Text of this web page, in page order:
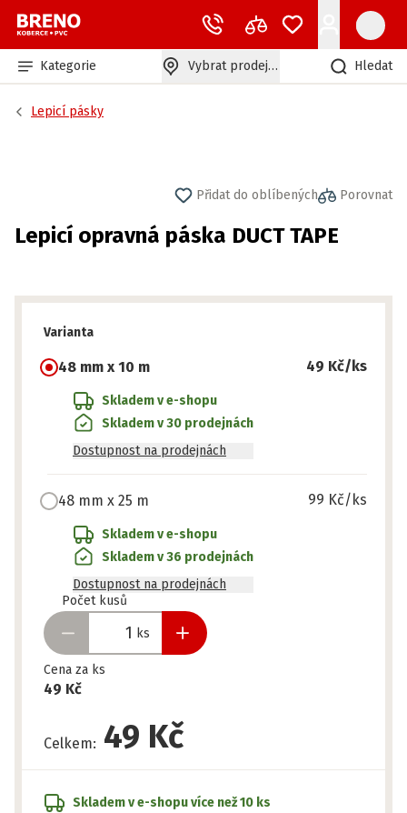
Kategorie Vybrat prodejnu Hledat
Lepicí pásky
Přidat do oblíbených Porovnat
Lepicí opravná páska DUCT TAPE
Varianta
48 mm x 10 m 49 Kč/ks
Skladem v e-shopu
Skladem v 30 prodejnách
Dostupnost na prodejnách
48 mm x 25 m 99 Kč/ks
Skladem v e-shopu
Skladem v 36 prodejnách
Dostupnost na prodejnách
Počet kusů
ks
Připraveno
Cena za ks
49 Kč
Celkem: 49 Kč
Skladem v e-shopuvíce než 10 ks